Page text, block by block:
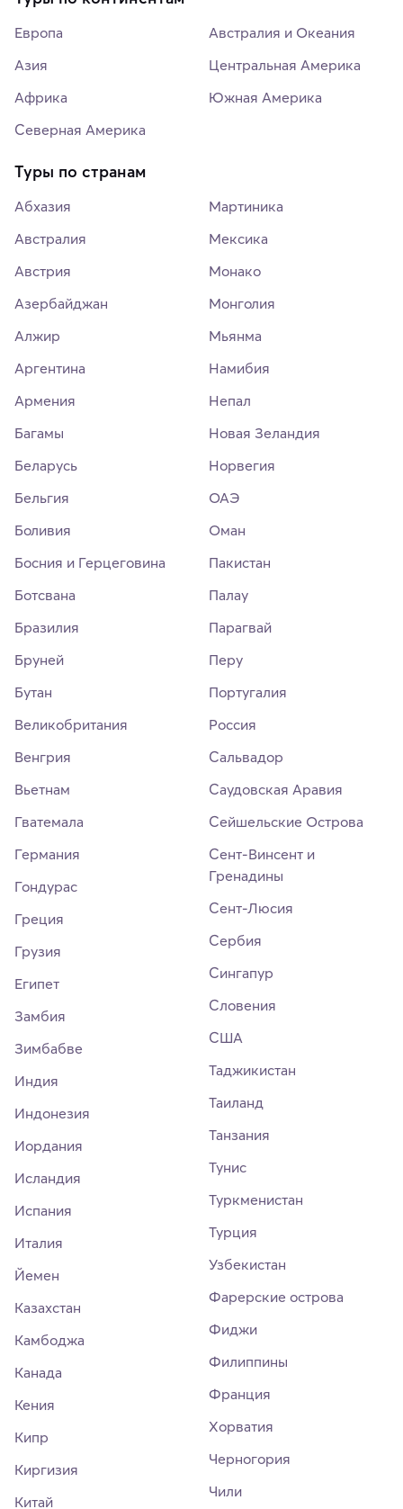
Европа
Азия
Африка
Северная Америка
Австралия и Океания
Центральная Америка
Южная Америка
Туры по странам
Абхазия
Австралия
Австрия
Азербайджан
Алжир
Аргентина
Армения
Багамы
Беларусь
Бельгия
Боливия
Босния и Герцеговина
Ботсвана
Бразилия
Бруней
Бутан
Великобритания
Венгрия
Вьетнам
Гватемала
Германия
Гондурас
Греция
Грузия
Египет
Замбия
Зимбабве
Индия
Индонезия
Иордания
Исландия
Испания
Италия
Йемен
Казахстан
Камбоджа
Канада
Кения
Кипр
Киргизия
Китай
Мартиника
Мексика
Монако
Монголия
Мьянма
Намибия
Непал
Новая Зеландия
Норвегия
ОАЭ
Оман
Пакистан
Палау
Парагвай
Перу
Португалия
Россия
Сальвадор
Саудовская Аравия
Сейшельские Острова
Сент-Винсент и
Гренадины
Сент-Люсия
Сербия
Сингапур
Словения
США
Таджикистан
Таиланд
Танзания
Тунис
Туркменистан
Турция
Узбекистан
Фарерские острова
Фиджи
Филиппины
Франция
Хорватия
Черногория
Чили